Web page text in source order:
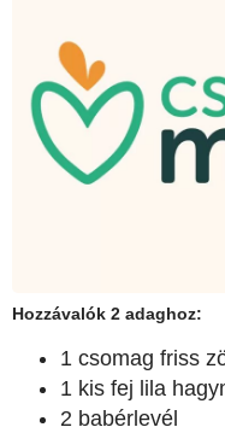
Hozzávalók 2 adaghoz:
1 csomag friss
1 kis fej lila
2 babérlevél